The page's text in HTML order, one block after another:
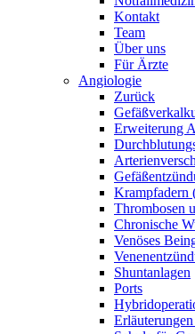
Kontakt
Team
Über uns
Für Ärzte
Angiologie
Zurück
Erweiterung
Krampfadern
Thrombosen
Chronische
Venöses
Shuntanlagen
Ports